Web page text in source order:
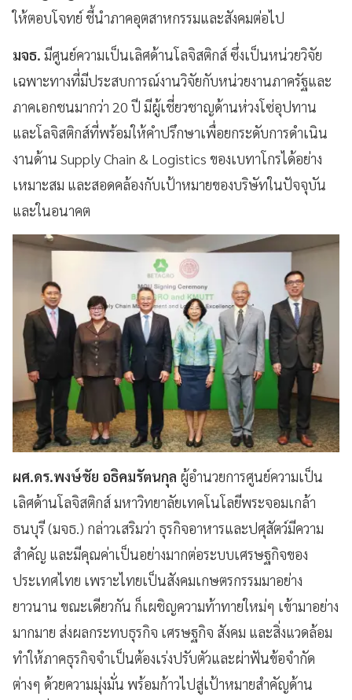
ให้ตอบโจทย์ ชี้นำภาคอุตสาหกรรมและสังคมต่อไป
มจธ. มีศูนย์ความเป็นเลิศด้านโลจิสติกส์ ซึ่งเป็นหน่วยวิจัย
เฉพาะทางที่มีประสบการณ์งานวิจัยกับหน่วยงานภาครัฐและ
ภาคเอกชนมากว่า 20 ปี มีผู้เชี่ยวชาญด้านห่วงโซ่อุปทาน
และโลจิสติกส์ที่พร้อมให้คำปรึกษาเพื่อยกระดับการดำเนิน
งานด้าน Supply Chain & Logistics ของเบทาโกรได้อย่าง
เหมาะสม และสอดคล้องกับเป้าหมายของบริษัทในปัจจุบัน
และในอนาคต
ผศ.ดร.พงษ์ชัย อธิคมรัตนกุล ผู้อำนวยการศูนย์ความเป็น
เลิศด้านโลจิสติกส์ มหาวิทยาลัยเทคโนโลยีพระจอมเกล้า
ธนบุรี (มจธ.) กล่าวเสริมว่า ธุรกิจอาหารและปศุสัตว์มีความ
สำคัญ และมีคุณค่าเป็นอย่างมากต่อระบบเศรษฐกิจของ
ประเทศไทย เพราะไทยเป็นสังคมเกษตรกรรมมาอย่าง
ยาวนาน ขณะเดียวกัน ก็เผชิญความท้าทายใหม่ๆ เข้ามาอย่าง
มากมาย ส่งผลกระทบธุรกิจ เศรษฐกิจ สังคม และสิ่งแวดล้อม
ทำให้ภาคธุรกิจจำเป็นต้องเร่งปรับตัวและผ่าฟันข้อจำกัด
ต่างๆ ด้วยความมุ่งมั่น พร้อมก้าวไปสู่เป้าหมายสำคัญด้าน